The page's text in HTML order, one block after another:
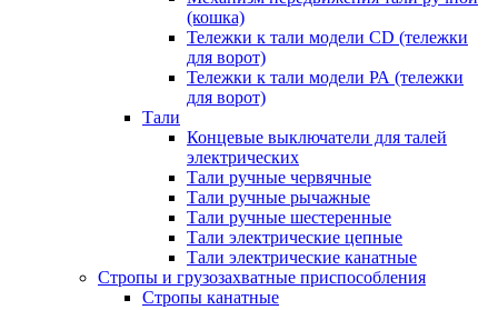
(кошка)
Тележки к тали модели CD (тележки
для ворот)
Тележки к тали модели РА (тележки
для ворот)
Тали
Концевые выключатели для талей
электрических
Тали ручные червячные
Тали ручные рычажные
Тали ручные шестеренные
Тали электрические цепные
Тали электрические канатные
Стропы и грузозахватные приспособления
Стропы канатные